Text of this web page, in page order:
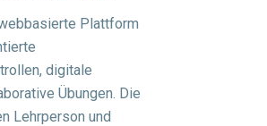
Plattform
digitale
Übungen. Die
Lehrperson und